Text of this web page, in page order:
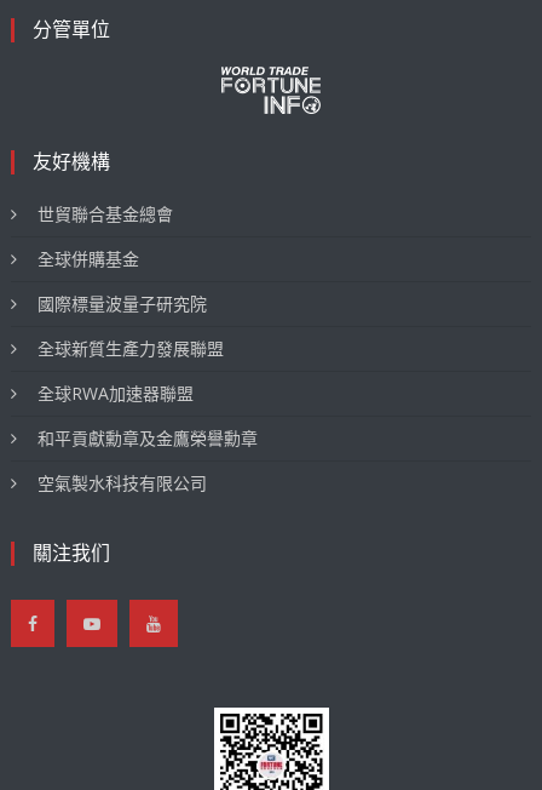
分管單位
友好機構
世貿聯合基金總會
全球併購基金
國際標量波量子研究院
全球新質生產力發展聯盟
全球RWA加速器聯盟
和平貢獻勳章及金鷹榮譽勳章
空氣製水科技有限公司
關注我们